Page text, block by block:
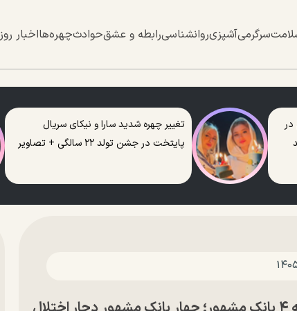
سرگرمیآشپزیروانشناسیرابطه و عشقحوادثچهره‌هااخبار روز
در
تغییر چهره شدید سارا و نیکای سریال
پایتخت در جشن تولد ۲۲ سالگی + تصاویر